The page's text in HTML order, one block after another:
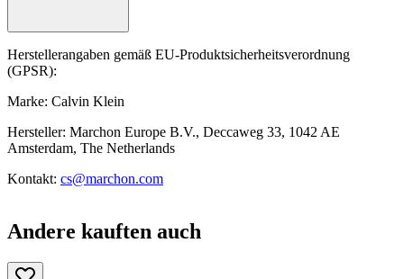
Herstellerangaben gemäß EU-Produktsicherheitsverordnung
(GPSR):
Marke: Calvin Klein
Hersteller: Marchon Europe B.V., Deccaweg 33, 1042 AE
Amsterdam, The Netherlands
Kontakt: cs@marchon.com
Andere kauften auch